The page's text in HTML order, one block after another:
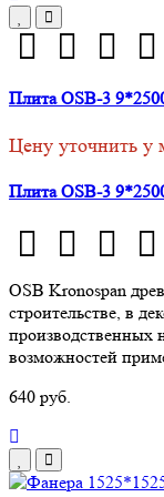
Плита ОSВ-3
Цену уточнить у
Плита ОSВ-3
OSB Kronospan
строительстве, в
производственных
возможностей
640 руб.